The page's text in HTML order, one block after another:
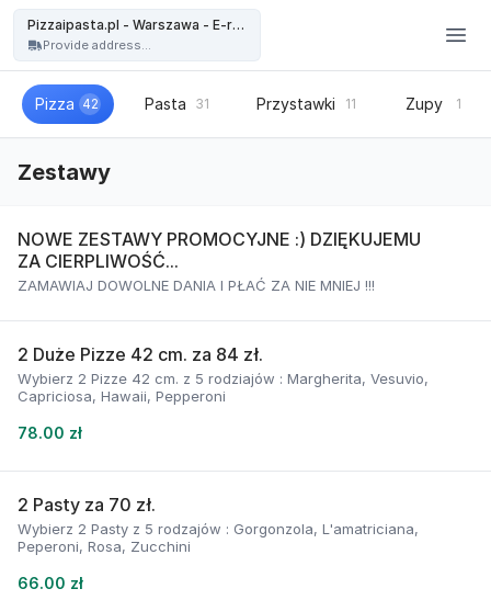
Pizzaipasta.pl - Warszawa - E-restauracja
Provide address...
Pizza 42 Pasta 31 Przystawki 11 Zupy 1
Zestawy
NOWE ZESTAWY PROMOCYJNE :) DZIĘKUJEMU
ZA CIERPLIWOŚĆ...
ZAMAWIAJ DOWOLNE DANIA I PŁAĆ ZA NIE MNIEJ !!!
2 Duże Pizze 42 cm. za 84 zł.
Wybierz 2 Pizze 42 cm. z 5 rodziajów : Margherita, Vesuvio,
Capriciosa, Hawaii, Pepperoni
78.00 zł
2 Pasty za 70 zł.
Wybierz 2 Pasty z 5 rodzajów : Gorgonzola, L'amatriciana,
Peperoni, Rosa, Zucchini
66.00 zł